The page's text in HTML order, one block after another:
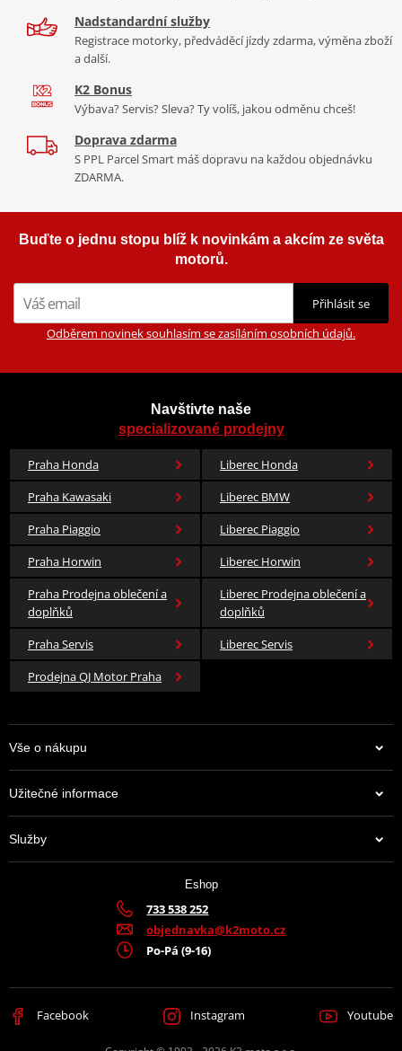
Nadstandardní služby
Registrace motorky, předváděcí jízdy zdarma, výměna zboží
a další.
K2 Bonus
Výbava? Servis? Sleva? Ty volíš, jakou odměnu chceš!
Doprava zdarma
S PPL Parcel Smart máš dopravu na každou objednávku
ZDARMA.
Buďte o jednu stopu blíž k novinkám a akcím ze světa
motorů.
Přihlásit se
Odběrem novinek souhlasím se zasíláním osobních údajů.
Navštivte naše
specializované prodejny
Praha Honda
Liberec Honda
Praha Kawasaki
Liberec BMW
Praha Piaggio
Liberec Piaggio
Praha Horwin
Liberec Horwin
Praha Prodejna oblečení a
doplňků
Liberec Prodejna oblečení a
doplňků
Praha Servis
Liberec Servis
Prodejna QJ Motor Praha
Vše o nákupu
Užitečné informace
Služby
Eshop
733 538 252
objednavka@k2moto.cz
Po-Pá (9-16)
Facebook Instagram Youtube